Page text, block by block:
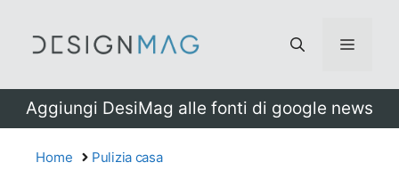
Menu
Aggiungi DesiMag alle fonti di google news
Home Pulizia casa